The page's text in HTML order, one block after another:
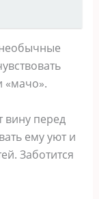
«мачо».
вину перед
ему уют и
Заботится